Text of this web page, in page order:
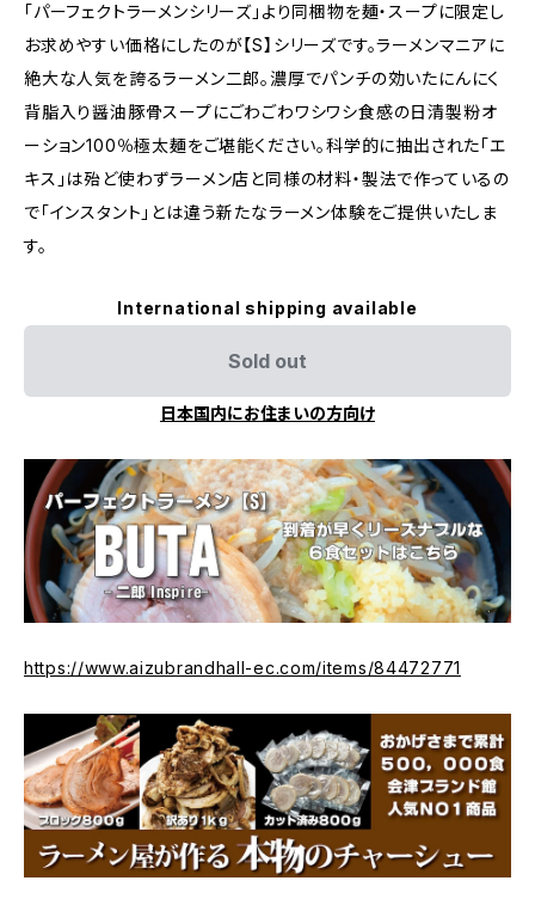
「パーフェクトラーメンシリーズ」より同梱物を麺・スープに限定し
お求めやすい価格にしたのが【S】シリーズです。ラーメンマニアに
絶大な人気を誇るラーメン二郎。濃厚でパンチの効いたにんにく
背脂入り醤油豚骨スープにごわごわワシワシ食感の日清製粉オ
ーション100％極太麺をご堪能ください。科学的に抽出された「エ
キス」は殆ど使わずラーメン店と同様の材料・製法で作っているの
で「インスタント」とは違う新たなラーメン体験をご提供いたしま
す。
International shipping available
Sold out
日本国内にお住まいの方向け
https://www.aizubrandhall-ec.com/items/84472771